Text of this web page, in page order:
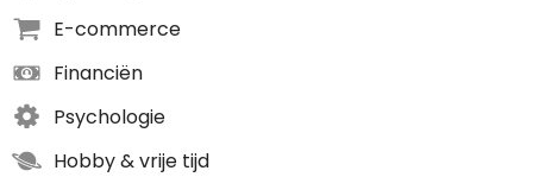
E-commerce
Financiën
Psychologie
Hobby & vrije tijd